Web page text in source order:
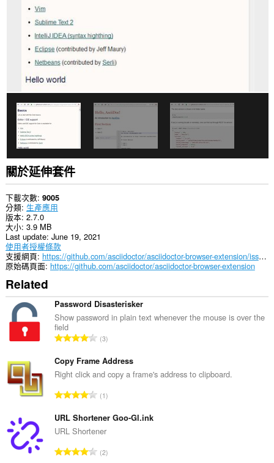
你
的
頁
籤
與
瀏
覽
活
動。
關於延伸套件
下載次數 9005
分類 生產應用
版本 2.7.0
大小 3.9 MB
Last update June 19, 2021
使用者授權條款
支援網頁
https://github.com/asciidoctor/asciidoctor-browser-extension/issues
原始碼頁面 https://github.com/asciidoctor/asciidoctor-browser-extension
Related
Password Disasterisker
Show password in plain text whenever the mouse is over the
field
評
的
總
數
3
Copy Frame Address
Right click and copy a frame's address to clipboard.
評
的
總
數
1
URL Shortener Goo-Gl.ink
URL Shortener
評
2